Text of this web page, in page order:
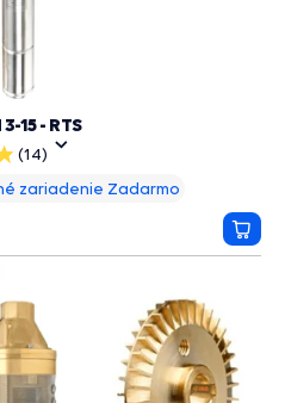
(14)
15 - RTS
zariadenie Zadarmo
do